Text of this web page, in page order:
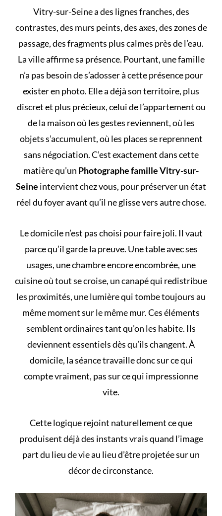
Vitry-sur-Seine a des lignes franches, des
contrastes, des murs peints, des axes, des zones de
passage, des fragments plus calmes près de l’eau.
La ville affirme sa présence. Pourtant, une famille
n’a pas besoin de s’adosser à cette présence pour
exister en photo. Elle a déjà son territoire, plus
discret et plus précieux, celui de l’appartement ou
de la maison où les gestes reviennent, où les
objets s’accumulent, où les places se reprennent
sans négociation. C’est exactement dans cette
matière qu’un Photographe famille Vitry-sur-
Seine intervient chez vous, pour préserver un état
réel du foyer avant qu’il ne glisse vers autre chose.
Le domicile n’est pas choisi pour faire joli. Il vaut
parce qu’il garde la preuve. Une table avec ses
usages, une chambre encore encombrée, une
cuisine où tout se croise, un canapé qui redistribue
les proximités, une lumière qui tombe toujours au
même moment sur le même mur. Ces éléments
semblent ordinaires tant qu’on les habite. Ils
deviennent essentiels dès qu’ils changent. À
domicile, la séance travaille donc sur ce qui
compte vraiment, pas sur ce qui impressionne
vite.
Cette logique rejoint naturellement ce que
produisent déjà des instants vraisquand l’image
part du lieu de vie au lieu d’être projetée sur un
décor de circonstance.